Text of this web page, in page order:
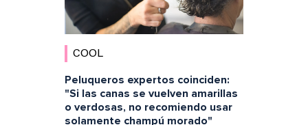
COOL
Peluqueros expertos coinciden:
"Si las canas se vuelven amarillas
o verdosas, no recomiendo usar
solamente champú morado"